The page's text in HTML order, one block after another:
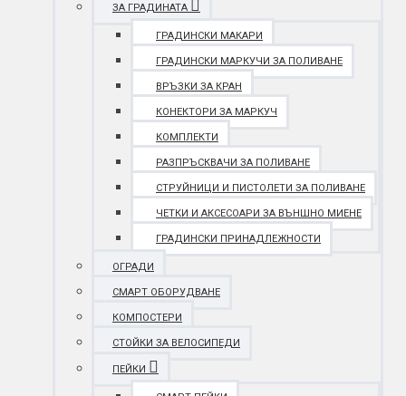
ЗА ГРАДИНАТА
ГРАДИНСКИ МАКАРИ
ГРАДИНСКИ МАРКУЧИ ЗА ПОЛИВАНЕ
ВРЪЗКИ ЗА КРАН
КОНЕКТОРИ ЗА МАРКУЧ
КОМПЛЕКТИ
РАЗПРЪСКВАЧИ ЗА ПОЛИВАНЕ
СТРУЙНИЦИ И ПИСТОЛЕТИ ЗА ПОЛИВАНЕ
ЧЕТКИ И АКСЕСОАРИ ЗА ВЪНШНО МИЕНЕ
ГРАДИНСКИ ПРИНАДЛЕЖНОСТИ
ОГРАДИ
СМАРТ ОБОРУДВАНЕ
КОМПОСТЕРИ
СТОЙКИ ЗА ВЕЛОСИПЕДИ
ПЕЙКИ